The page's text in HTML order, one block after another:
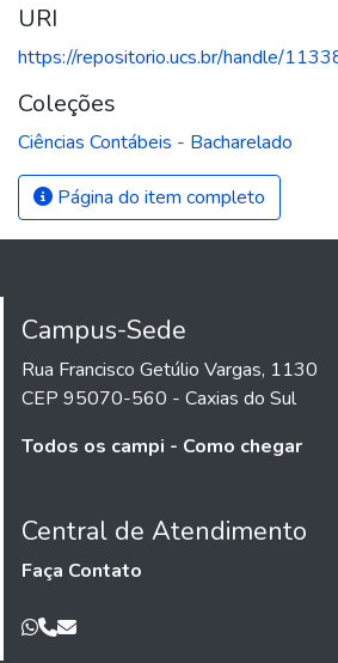
URI
https://repositorio.ucs.br/handle/
Coleções
Ciências Contábeis - Bacharelado
Página do item completo
Campus-Sede
Rua Francisco Getúlio Vargas, 1130
CEP 95070-560 - Caxias do Sul
Todos os campi - Como chegar
Central de Atendimento
Faça Contato